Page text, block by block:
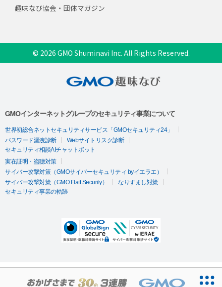
趣味なび協会・団体マガジン
© 2026 GMO Shuminavi Inc. All Rights Reserved.